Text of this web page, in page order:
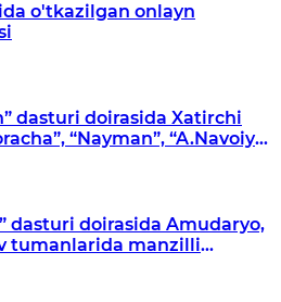
o'tkazilgan onlayn
dasturi doirasida Xatirchi
“Nayman”, “A.Navoiy”
dasturi doirasida Amudaryo,
tumanlarida manzilli